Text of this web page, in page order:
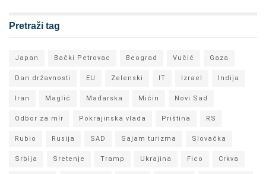
Pretraži tag
Japan Bački Petrovac Beograd Vučić Gaza
Dan državnosti EU Zelenski IT Izrael Indija
Iran Maglić Mađarska Mićin Novi Sad
Odbor za mir Pokrajinska vlada Priština RS
Rubio Rusija SAD Sajam turizma Slovačka
Srbija Sretenje Tramp Ukrajina Fico Crkva